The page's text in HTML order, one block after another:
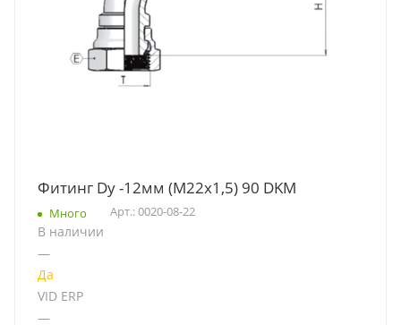
Фитинг Dу -12мм (М22х1,5) 90 DKM
Много Арт.: 0020-08-22
В наличии
—
Да
VID ERP
—